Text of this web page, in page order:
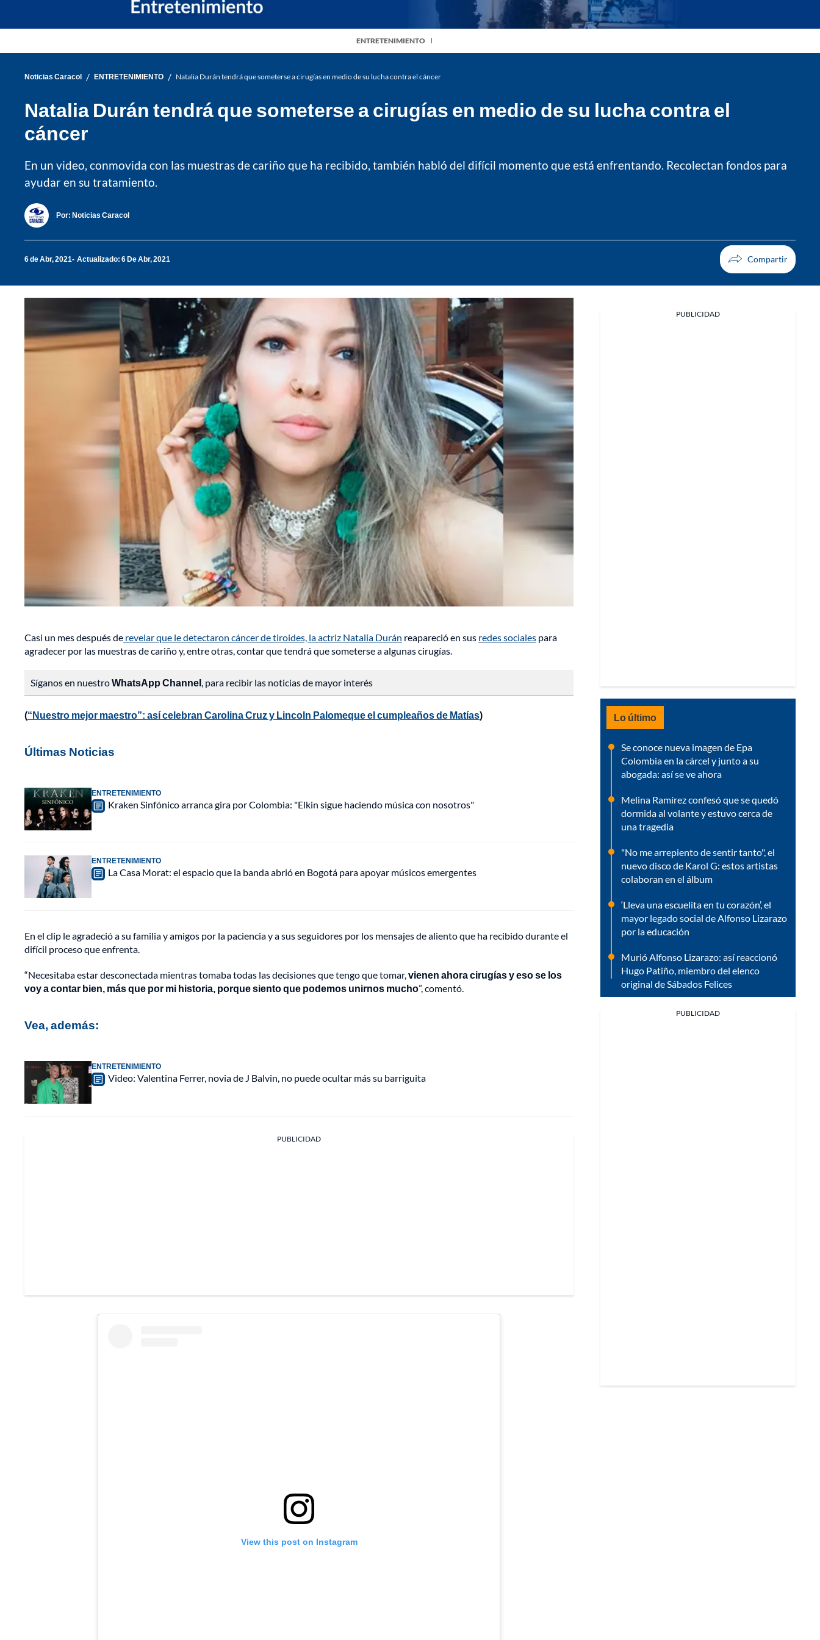
ENTRETENIMIENTO
Noticias Caracol / ENTRETENIMIENTO / Natalia Durán tendrá que someterse a cirugías en medio de su lucha contra el cáncer
Natalia Durán tendrá que someterse a cirugías en medio de su lucha contra el
cáncer
En un video, conmovida con las muestras de cariño que ha recibido, también habló del difícil momento que está enfrentando. Recolectan fondos para
ayudar en su tratamiento.
Por: Noticias Caracol
6 de Abr, 2021 Actualizado: 6 De Abr, 2021
Casi un mes después de revelar que le detectaron cáncer de tiroides, la actriz Natalia Durán reapareció en sus redes sociales para
agradecer por las muestras de cariño y, entre otras, contar que tendrá que someterse a algunas cirugías.
Síganos en nuestroWhatsApp Channel, para recibir las noticias de mayor interés
(“Nuestro mejor maestro”: así celebran Carolina Cruz y Lincoln Palomeque el cumpleaños de Matías)
Últimas Noticias
ENTRETENIMIENTO
Kraken Sinfónico arranca gira por Colombia: "Elkin sigue haciendo música con nosotros"
ENTRETENIMIENTO
La Casa Morat: el espacio que la banda abrió en Bogotá para apoyar músicos emergentes
En el clip le agradeció a su familia y amigos por la paciencia y a sus seguidores por los mensajes de aliento que ha recibido durante el
difícil proceso que enfrenta.
“Necesitaba estar desconectada mientras tomaba todas las decisiones que tengo que tomar,vienen ahora cirugías y eso se los
voy a contar bien, más que por mi historia, porque siento que podemos unirnos mucho”, comentó.
Vea, además:
ENTRETENIMIENTO
Video: Valentina Ferrer, novia de J Balvin, no puede ocultar más su barriguita
PUBLICIDAD
View this post on Instagram
PUBLICIDAD
Lo último
Se conoce nueva imagen de Epa
Colombia en la cárcel y junto a su
abogada: así se ve ahora
Melina Ramírez confesó que se quedó
dormida al volante y estuvo cerca de
una tragedia
"No me arrepiento de sentir tanto", el
nuevo disco de Karol G: estos artistas
colaboran en el álbum
‘Lleva una escuelita en tu corazón’, el
mayor legado social de Alfonso Lizarazo
por la educación
Murió Alfonso Lizarazo: así reaccionó
Hugo Patiño, miembro del elenco
original de Sábados Felices
PUBLICIDAD